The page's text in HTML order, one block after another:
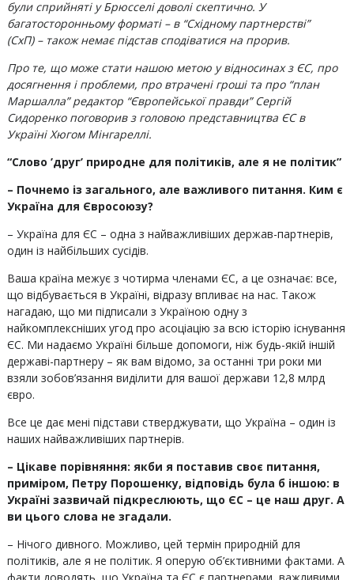
були сприйняті у Брюсселі доволі скептично. У
багатосторонньому форматі – в “Східному партнерстві”
(СхП) – також немає підстав сподіватися на прорив.
Про те, що може стати нашою метою у відносинах з ЄС, про
досягнення і проблеми, про втрачені гроші та про “план
Маршалла” редактор “Європейської правди” Сергій
Сидоренко поговорив з головою представництва ЄС в
Україні Хюгом Мінгареллі.
“Слово ’друг’ природне для політиків, але я не політик”
– Почнемо із загального, але важливого питання. Ким є
Україна для Євросоюзу?
– Україна для ЄС – одна з найважливіших держав-партнерів,
один із найбільших сусідів.
Ваша країна межує з чотирма членами ЄС, а це означає: все,
що відбувається в Україні, відразу впливає на нас. Також
нагадаю, що ми підписали з Україною одну з
найкомплексніших угод про асоціацію за всю історію існування
ЄС. Ми надаємо Україні більше допомоги, ніж будь-якій іншій
державі-партнеру – як вам відомо, за останні три роки ми
взяли зобов’язання виділити для вашої держави 12,8 млрд
євро.
Все це дає мені підстави стверджувати, що Україна – один із
наших найважливіших партнерів.
– Цікаве порівняння: якби я поставив своє питання,
приміром, Петру Порошенку, відповідь була б іншою: в
Україні зазвичай підкреслюють, що ЄС – це наш друг. А
ви цього слова не згадали.
– Нічого дивного. Можливо, цей термін природній для
політиків, але я не політик. Я оперую об’єктивними фактами. А